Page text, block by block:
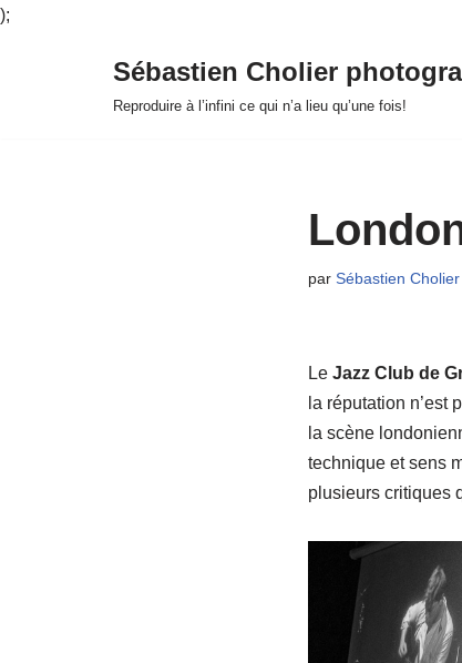
);
Sébastien Cholier
Reproduire à l’infini ce qui n’a lieu qu’une fois!
par Sébastien Cholier
Le Jazz Club de
la réputation n’est
la scène
technique et sens
plusieurs critiques